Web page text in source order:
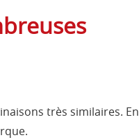
très similaires. En